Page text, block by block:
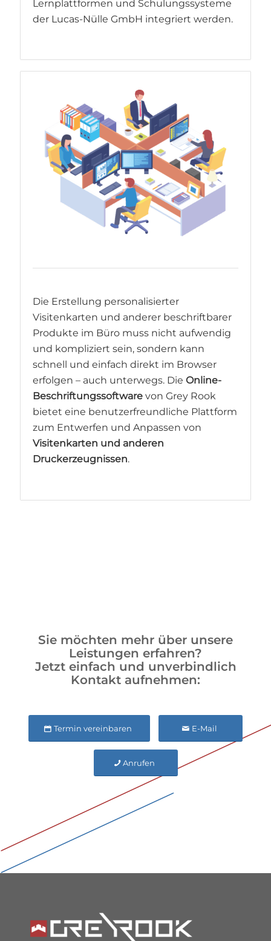
Lernplattformen und Schulungssysteme
der Lucas-Nülle GmbH integriert werden.
Die Erstellung personalisierter
Visitenkarten und anderer beschriftbarer
Produkte im Büro muss nicht aufwendig
und kompliziert sein, sondern kann
schnell und einfach direkt im Browser
erfolgen – auch unterwegs. Die Online-
Beschriftungssoftware von Grey Rook
bietet eine benutzerfreundliche Plattform
zum Entwerfen und Anpassen von
Visitenkarten und anderen
Druckerzeugnissen.
Sie möchten mehr über unsere
Leistungen erfahren?
Jetzt einfach und unverbindlich
Kontakt aufnehmen:
Termin vereinbaren E-Mail
Anrufen